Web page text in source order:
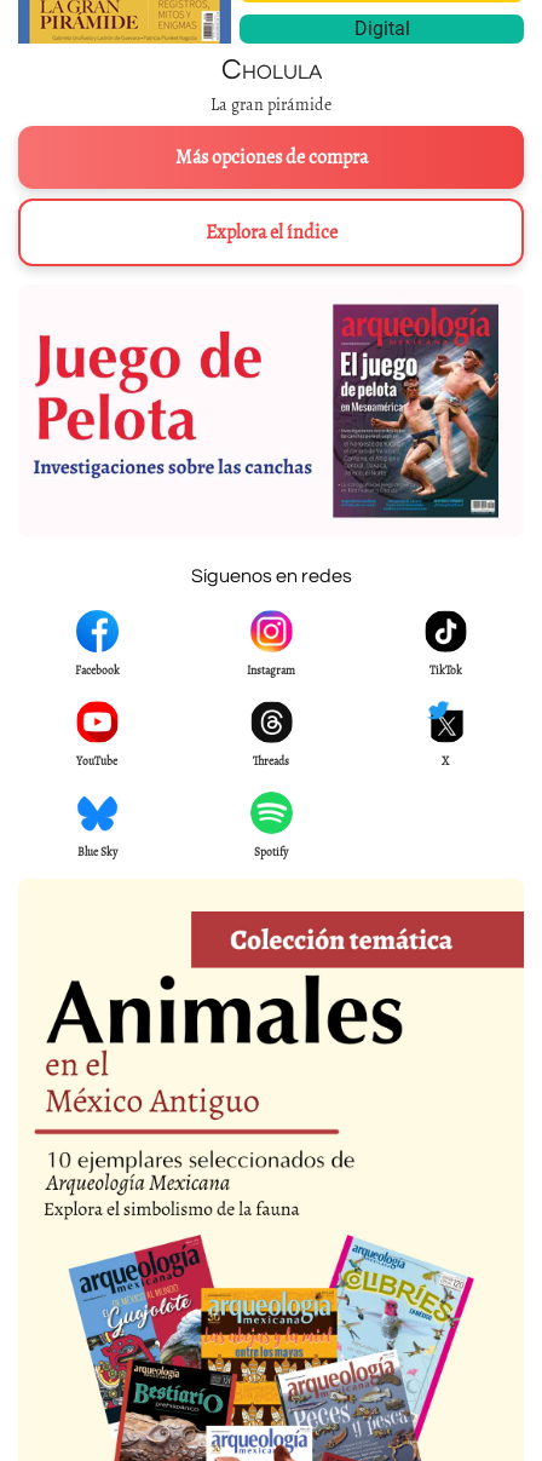
Digital
Cholula
La gran pirámide
Más opciones de compra
Explora el índice
Síguenos en redes
Facebook Instagram TikTok
YouTube Threads X
Blue Sky Spotify